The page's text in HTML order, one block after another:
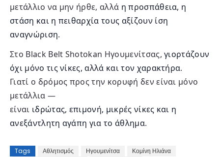
μετάλλιο να μην ήρθε, αλλά η προσπάθεια, η
στάση και η πειθαρχία τους αξίζουν ίση
αναγνώριση.
Στο Black Belt Shotokan Ηγουμενίτσας,γιορτάζουν
όχι μόνο τις νίκες, αλλά και τον χαρακτήρα.
Γιατί ο δρόμος προς την κορυφή δεν είναι μόνο
μετάλλια —
είναι ιδρώτας, επιμονή, μικρές νίκες και η
ανεξάντλητη αγάπη για το άθλημα.
Tags Αθλητισμός Ηγουμενίτσα
Κομίνη Ηλιάνα